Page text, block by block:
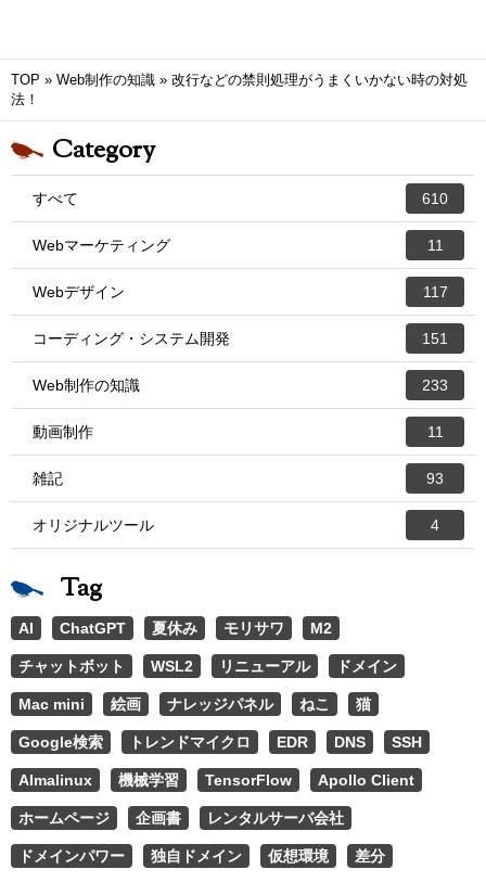
TOP » Web制作の知識 » 改行などの禁則処理がうまくいかない時の対処
法！
Category
すべて 610
Webマーケティング 11
Webデザイン 117
コーディング・システム開発 151
Web制作の知識 233
動画制作 11
雑記 93
オリジナルツール 4
Tag
AI ChatGPT 夏休み モリサワ M2
チャットボット WSL2 リニューアル ドメイン
Mac mini 絵画 ナレッジパネル ねこ 猫
Google検索 トレンドマイクロ EDR DNS SSH
Almalinux 機械学習 TensorFlow Apollo Client
ホームページ 企画書 レンタルサーバ会社
ドメインパワー 独自ドメイン 仮想環境 差分